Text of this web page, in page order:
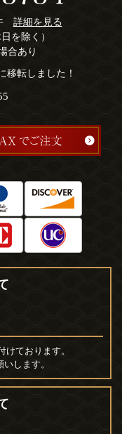
詳細を見る
を除く）
合あり
移転しました！
けております。
します。